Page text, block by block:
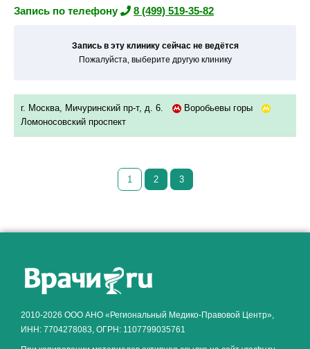
Запись по телефону
8 (499) 519-35-82
Запись в эту клинику сейчас не ведётся
Пожалуйста, выберите другую клинику
г. Москва, Мичуринский пр-т, д. 6.
Воробьевы горы
Ломоносовский проспект
1 2 3
2010-2026 ООО АНО «Региональный Медико-Правовой Центр»,
ИНН: 7704278083, ОГРН: 1107799035761